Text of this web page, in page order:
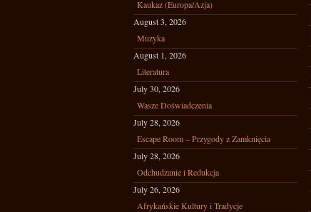
Kaukaz (Europa/Azja)
August 3, 2026
Muzyka
August 1, 2026
Literatura
July 30, 2026
Wasze Doświadczenia
July 28, 2026
Escape Room – Przygody z Zamknięcia
July 28, 2026
Odchudzanie i Redukcja
July 26, 2026
Afrykańskie Kultury i Tradycje